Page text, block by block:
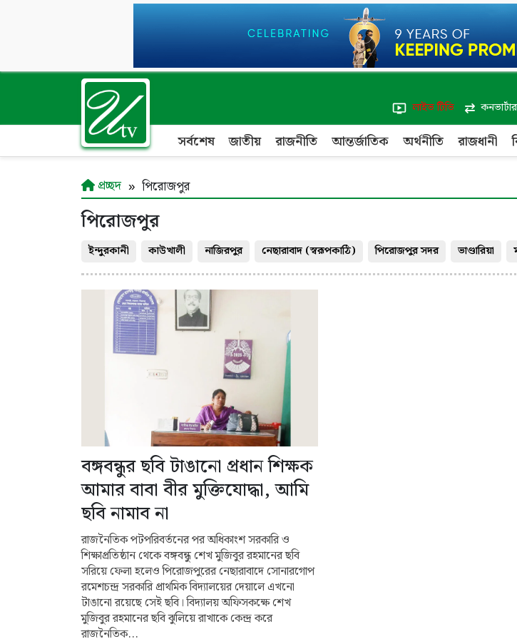
লাইভ টিভি
কনভার্টার
সর্বশেষ জাতীয় রাজনীতি আন্তর্জাতিক অর্থনীতি রাজধানী
প্রচ্ছদ পিরোজপুর
পিরোজপুর
ইন্দুরকানী কাউখালী নাজিরপুর নেছারাবাদ (স্বরূপকাঠি) পিরোজপুর সদর ভাণ্ডারিয়া
বঙ্গবন্ধুর ছবি টাঙানো প্রধান শিক্ষক
আমার বাবা বীর মুক্তিযোদ্ধা, আমি
ছবি নামাব না
রাজনৈতিক পটপরিবর্তনের পর অধিকাংশ সরকারি ও
শিক্ষাপ্রতিষ্ঠান থেকে বঙ্গবন্ধু শেখ মুজিবুর রহমানের ছবি
সরিয়ে ফেলা হলেও পিরোজপুরের নেছারাবাদে সোনারগোপ
রমেশচন্দ্র সরকারি প্রাথমিক বিদ্যালয়ের দেয়ালে এখনো
টাঙানো রয়েছে সেই ছবি। বিদ্যালয় অফিসকক্ষে শেখ
মুজিবুর রহমানের ছবি ঝুলিয়ে রাখাকে কেন্দ্র করে
রাজনৈতিক...